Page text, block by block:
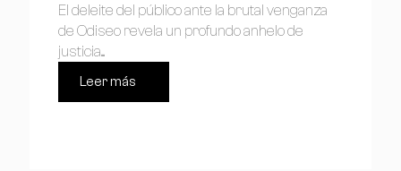
El deleite del público ante la brutal venganza
de Odiseo revela un profundo anhelo de
justicia....
Leer más